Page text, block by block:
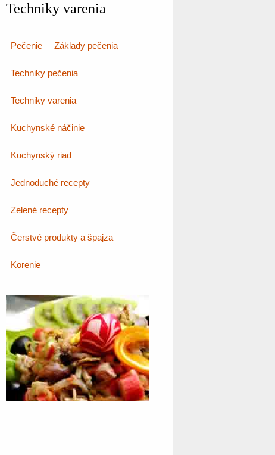
Techniky varenia
Pečenie Základy pečenia
Techniky pečenia
Techniky varenia
Kuchynské náčinie
Kuchynský riad
Jednoduché recepty
Zelené recepty
Čerstvé produkty a špajza
Korenie